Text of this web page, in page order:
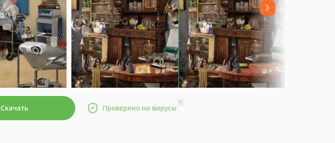
Скачать Проверено на вирусы
?